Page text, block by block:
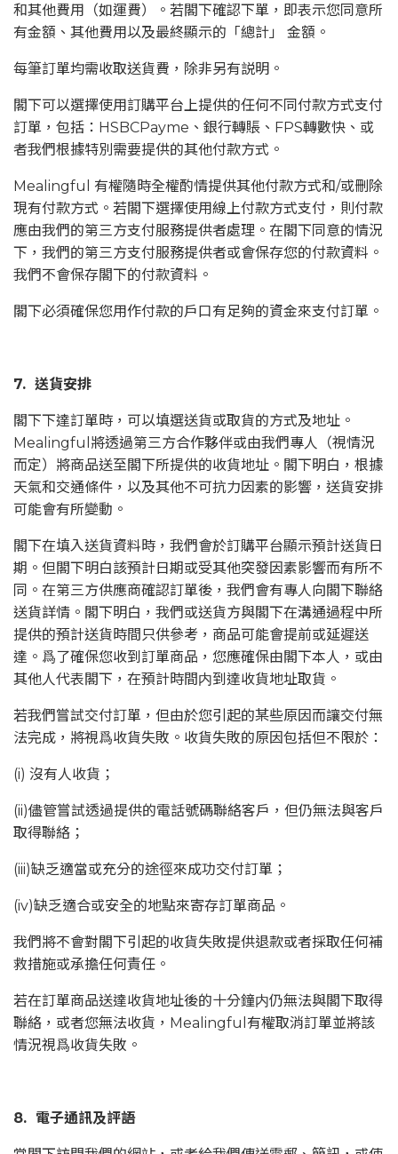
和其他費用（如運費）。若閣下確認下單，即表示您同意所
有金額、其他費用以及最終顯示的「總計」 金額。
每筆訂單均需收取送貨費，除非另有説明。
閣下可以選擇使用訂購平台上提供的任何不同付款方式支付
訂單，包括：HSBCPayme、銀行轉賬、FPS轉數快、或
者我們根據特別需要提供的其他付款方式。
Mealingful 有權隨時全權酌情提供其他付款方式和/或刪除
現有付款方式。若閣下選擇使用線上付款方式支付，則付款
應由我們的第三方支付服務提供者處理。在閣下同意的情況
下，我們的第三方支付服務提供者或會保存您的付款資料。
我們不會保存閣下的付款資料。
閣下必須確保您用作付款的戶口有足夠的資金來支付訂單。
7. 送貨安排
閣下下達訂單時，可以填選送貨或取貨的方式及地址。
Mealingful將透過第三方合作夥伴或由我們專人（視情況
而定）將商品送至閣下所提供的收貨地址。閣下明白，根據
天氣和交通條件，以及其他不可抗力因素的影響，送貨安排
可能會有所變動。
閣下在填入送貨資料時，我們會於訂購平台顯示預計送貨日
期。但閣下明白該預計日期或受其他突發因素影響而有所不
同。在第三方供應商確認訂單後，我們會有專人向閣下聯絡
送貨詳情。閣下明白，我們或送貨方與閣下在溝通過程中所
提供的預計送貨時間只供參考，商品可能會提前或延遲送
達。爲了確保您收到訂單商品，您應確保由閣下本人，或由
其他人代表閣下，在預計時間内到達收貨地址取貨。
若我們嘗試交付訂單，但由於您引起的某些原因而讓交付無
法完成，將視爲收貨失敗。收貨失敗的原因包括但不限於：
(i) 沒有人收貨；
(ii)儘管嘗試透過提供的電話號碼聯絡客戶，但仍無法與客戶
取得聯絡；
(iii)缺乏適當或充分的途徑來成功交付訂單；
(iv)缺乏適合或安全的地點來寄存訂單商品。
我們將不會對閣下引起的收貨失敗提供退款或者採取任何補
救措施或承擔任何責任。
若在訂單商品送達收貨地址後的十分鐘内仍無法與閣下取得
聯絡，或者您無法收貨，Mealingful有權取消訂單並將該
情況視爲收貨失敗。
8. 電子通訊及評語